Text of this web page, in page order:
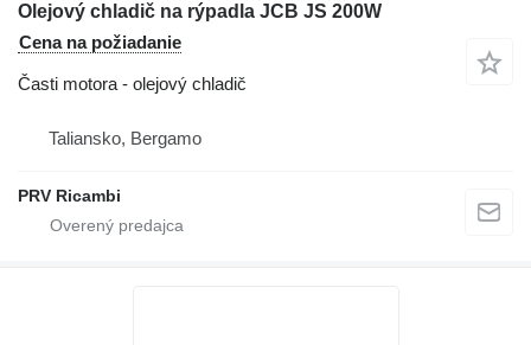
Olejový chladič na rýpadla JCB JS 200W
Cena na požiadanie
Časti motora - olejový chladič
Taliansko, Bergamo
PRV Ricambi